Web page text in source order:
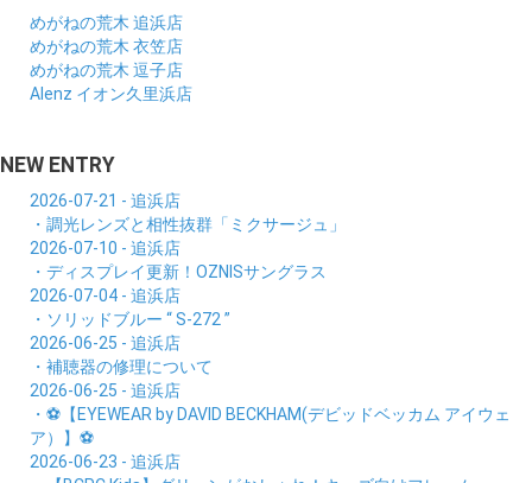
めがねの荒木 追浜店
めがねの荒木 衣笠店
めがねの荒木 逗子店
Alenz イオン久里浜店
NEW ENTRY
2026-07-21 - 追浜店
・調光レンズと相性抜群「ミクサージュ」
2026-07-10 - 追浜店
・ディスプレイ更新！OZNISサングラス
2026-07-04 - 追浜店
・ソリッドブルー “ S-272 ”
2026-06-25 - 追浜店
・補聴器の修理について
2026-06-25 - 追浜店
・⚽【EYEWEAR by DAVID BECKHAM(デビッドベッカム アイウェ
ア）】⚽
2026-06-23 - 追浜店